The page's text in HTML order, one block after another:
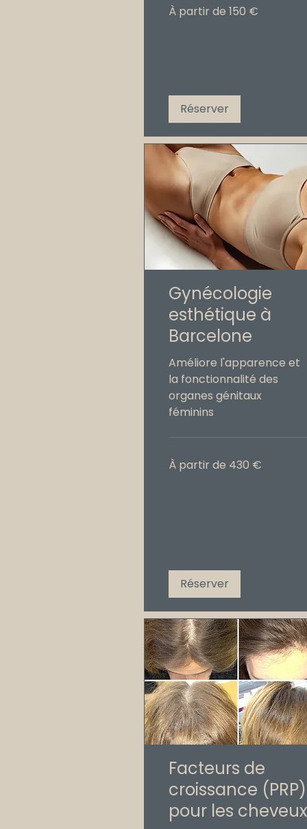
À
partir
À partir de 150 €
Réserver
Gynécologie
esthétique à
Barcelone
Améliore l'apparence et
la fonctionnalité des
organes génitaux
féminins
À
partir
À partir de 430 €
Réserver
Facteurs de
croissance (PRP)
pour les cheveux